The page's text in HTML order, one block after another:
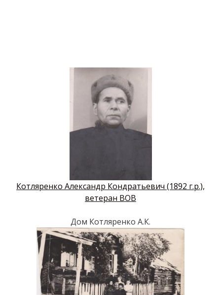
Котляренко Александр Кондратьевич (1892 г.р.),
ветеран ВОВ
Дом Котляренко А.К.